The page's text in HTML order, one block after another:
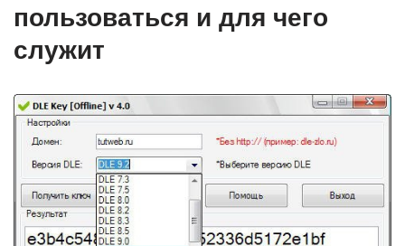
пользоваться и для чего
служит